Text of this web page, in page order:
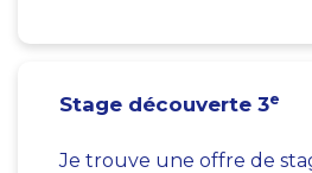
Stage découverte 3e
Je trouve une offre de